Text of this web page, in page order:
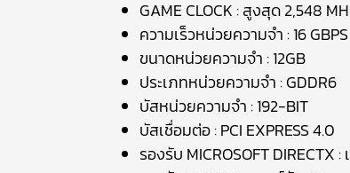
GAME CLOCK : สูงสุด 2,548
ความเร็วหน่วยความจำ : 16 GBPS
ขนาดหน่วยความจำ : 12GB
ประเภทหน่วยความจำ : GDDR6
บัสหน่วยความจำ : 192-BIT
บัสเชื่อมต่อ : PCI EXPRESS 4.0
รองรับ MICROSOFT DIRECTX :